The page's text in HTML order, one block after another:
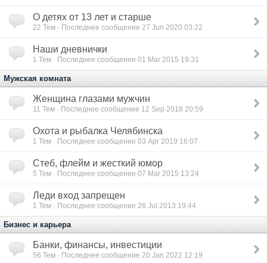
О детях от 13 лет и старше
22 Тем · Последнее сообщение 27 Jun 2020 03:22
Наши дневнички
1 Тем · Последнее сообщение 01 Mar 2015 19:31
Мужская комната
Женщина глазами мужчин
11 Тем · Последнее сообщение 12 Sep 2018 20:59
Охота и рыбалка Челябинска
1 Тем · Последнее сообщение 03 Apr 2019 16:07
Стеб, флейм и жесткий юмор
5 Тем · Последнее сообщение 07 Mar 2015 13:24
Леди вход запрещен
1 Тем · Последнее сообщение 26 Jul 2013 19:44
Бизнес и карьера
Банки, финансы, инвестиции
56 Тем · Последнее сообщение 20 Jan 2022 12:19